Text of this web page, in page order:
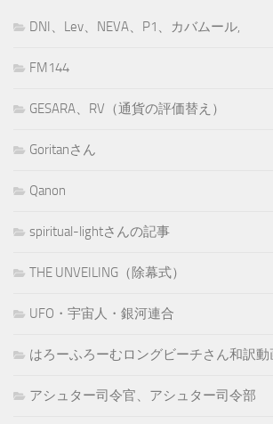
DNI、Lev、NEVA、P1、カバムール,
FM144
GESARA、RV（通貨の評価替え）
Goritanさん
Qanon
spiritual-lightさんの記事
THE UNVEILING（除幕式）
UFO・宇宙人・銀河連合
はろーふろーむロングビーチさん和訳動
アシュター司令官、アシュター司令部